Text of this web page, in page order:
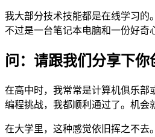
我大部分技术技能都是在线学习的
不过是一台笔记本电脑和一份好奇
问：请跟我们分享下
在高中时，我常常是计算机俱乐部
编程挑战，我都顺利通过了。机会
在大学里，这种感觉依旧挥之不去